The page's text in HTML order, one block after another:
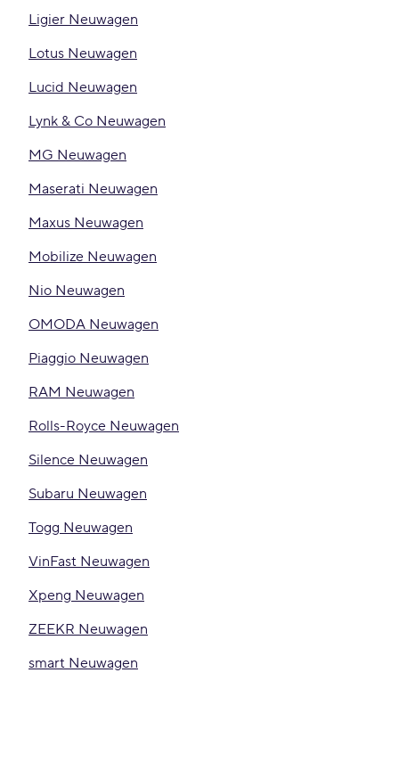
Ligier Neuwagen
Lotus Neuwagen
Lucid Neuwagen
Lynk & Co Neuwagen
MG Neuwagen
Maserati Neuwagen
Maxus Neuwagen
Mobilize Neuwagen
Nio Neuwagen
OMODA Neuwagen
Piaggio Neuwagen
RAM Neuwagen
Rolls-Royce Neuwagen
Silence Neuwagen
Subaru Neuwagen
Togg Neuwagen
VinFast Neuwagen
Xpeng Neuwagen
ZEEKR Neuwagen
smart Neuwagen